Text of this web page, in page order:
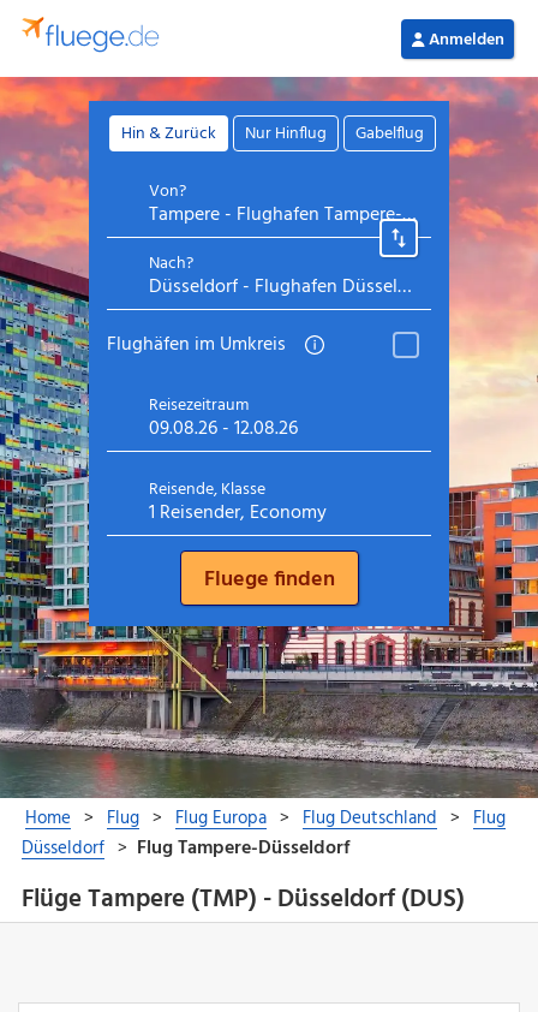
Flüge Tampere (TMP) - Düsseldorf (DUS)